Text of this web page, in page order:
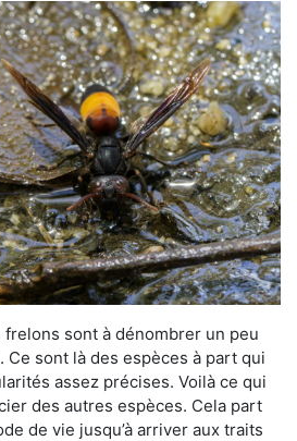
sont à dénombrer un peu
Ce sont là des espèces à part qui
assez précises. Voilà ce qui
des autres espèces. Cela part
de vie jusqu’à arriver aux traits